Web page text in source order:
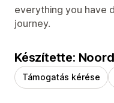
everything you have
journey.
Készítette: Noord
Támogatás kérése